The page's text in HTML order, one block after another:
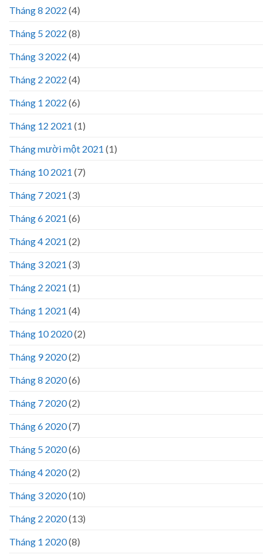
Tháng 8 2022 (4)
Tháng 5 2022 (8)
Tháng 3 2022 (4)
Tháng 2 2022 (4)
Tháng 1 2022 (6)
Tháng 12 2021 (1)
Tháng mười một 2021 (1)
Tháng 10 2021 (7)
Tháng 7 2021 (3)
Tháng 6 2021 (6)
Tháng 4 2021 (2)
Tháng 3 2021 (3)
Tháng 2 2021 (1)
Tháng 1 2021 (4)
Tháng 10 2020(2)
Tháng 9 2020(2)
Tháng 8 2020(6)
Tháng 7 2020(2)
Tháng 6 2020(7)
Tháng 5 2020(6)
Tháng 4 2020(2)
Tháng 3 2020(10)
Tháng 2 2020(13)
Tháng 1 2020(8)